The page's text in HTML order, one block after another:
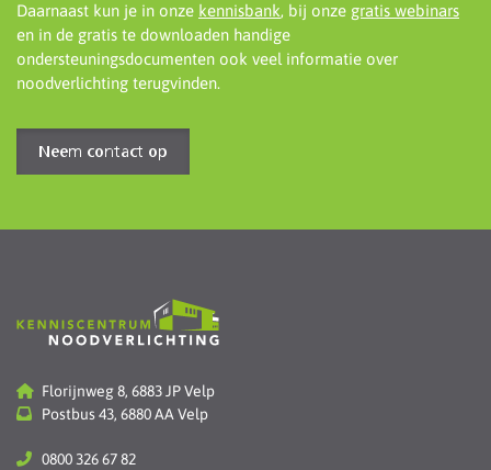
Daarnaast kun je in onze kennisbank, bij onze gratis webinars
en in de gratis te downloaden handige
ondersteuningsdocumenten ook veel informatie over
noodverlichting terugvinden.
Neem contact op
Florijnweg 8, 6883 JP Velp
Postbus 43, 6880 AA Velp
0800 326 67 82